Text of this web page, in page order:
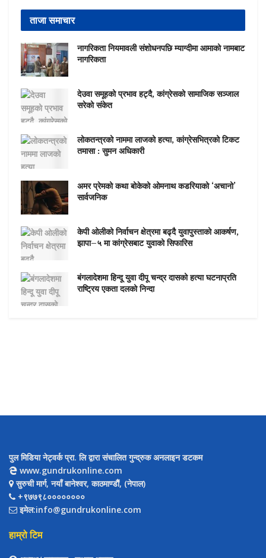
ताजा समाचार
नागरिकता नियमावली संशोधनपछि म्याग्दीमा आमाको नामबाट
नागरिकता
देउवा समूहको प्रभाव हट्दै, कांग्रेसको सामाजिक सञ्जाल
सरेको संकेत
लोकतन्त्रको नाममा लाजको हत्या, कांग्रेसभित्रको टिकट
तमासा : सुमन अधिकारी
अमर प्रेमको कथा बोकेको ओमनाथ कडरियाको ‘अचानो’
सार्वजनिक
केपी ओलीको निर्वाचन क्षेत्रमा बढ्दै युवापुस्ताको आकर्षण,
झापा–५ मा कांग्रेसबाट युवाको सिफारिस
बंगलादेशमा हिन्दू युवा दीपू चन्द्र दासको हत्या घटनाप्रति
राष्ट्रिय एकता दलको निन्दा
पुल मिडिया नेट्वर्क प्रा. लि द्वारा संचालित गुन्द्रुक अनलाइन डटकम
www.gundrukonline.com
सुरुची मार्ग, नयाँ बानेश्वर, काठमाण्डौैं, (नेपाल)
+९७७९८००००००००
इमेल:info@gundrukonline.com
हाम्रो टिम